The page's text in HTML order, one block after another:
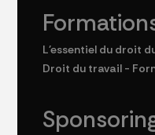
L'essentiel du droit
Droit du travail -